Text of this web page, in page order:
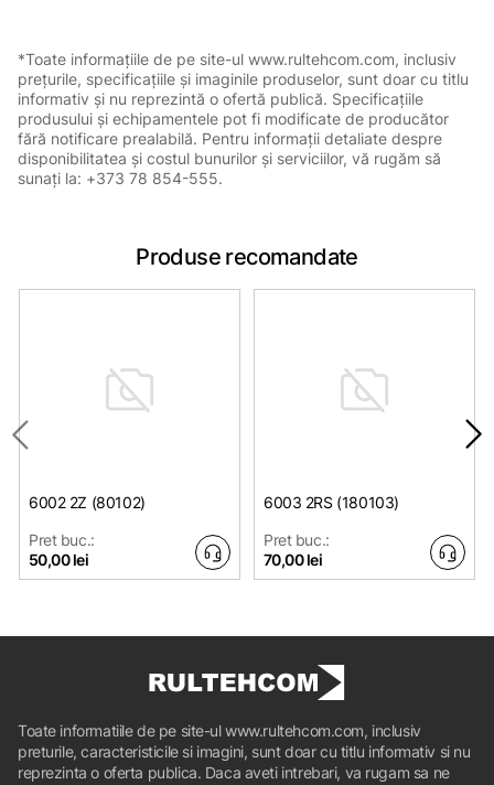
*Toate informațiile de pe site-ul www.rultehcom.com, inclusiv
prețurile, specificațiile și imaginile produselor, sunt doar cu titlu
informativ și nu reprezintă o ofertă publică. Specificațiile
produsului și echipamentele pot fi modificate de producător
fără notificare prealabilă. Pentru informații detaliate despre
disponibilitatea și costul bunurilor și serviciilor, vă rugăm să
sunați la: +373 78 854-555.
Produse recomandate
6002 2Z (80102)
Pret buc.:
50,00 lei
6003 2RS (180103)
Pret buc.:
70,00 lei
Toate informatiile de pe site-ul www.rultehcom.com, inclusiv
preturile, caracteristicile si imagini, sunt doar cu titlu informativ si nu
reprezinta o oferta publica. Daca aveti intrebari, va rugam sa ne